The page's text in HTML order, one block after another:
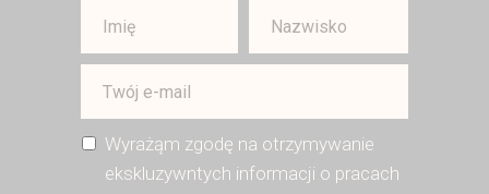
Wyrażąm zgodę na otrzymywanie
ekskluzywntych informacji o pracach